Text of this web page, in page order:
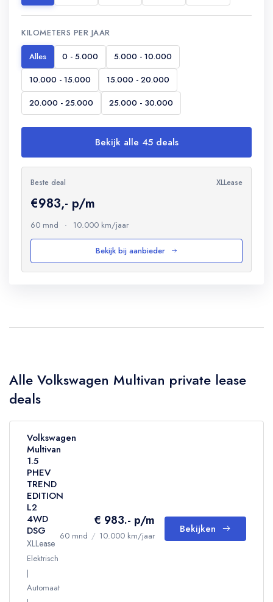
KILOMETERS PER JAAR
Alles 0 - 5.000
5.000 - 10.000
10.000 - 15.000
15.000 - 20.000
20.000 - 25.000
25.000 - 30.000
Bekijk alle 45 deals
Beste deal XLLease
€983,- p/m
60 mnd · 10.000 km/jaar
Bekijk bij aanbieder
Alle Volkswagen Multivan private lease
deals
Volkswagen
Multivan
1.5
PHEV
TREND
EDITION
L2
4WD
DSG
XLLease
Elektrisch
Automaat
€ 983.- p/m
60 mnd / 10.000 km/jaar
Bekijken